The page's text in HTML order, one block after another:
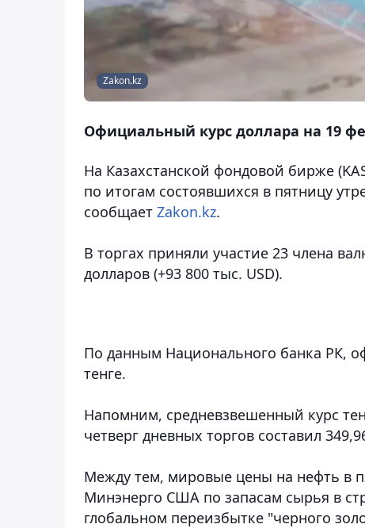
Zakon.kz
Официальный курс доллара на 19
На Казахстанской фондовой бирже
по итогам состоявшихся в пятницу
сообщает Zakon.kz.
В торгах приняли участие 23 члена
долларов (+93 800 тыс. USD).
По данным Национального банка РК,
тенге.
Напомним, средневзвешенный курс
четверг дневных торгов составил
Между тем, мировые цены на нефть в
Минэнерго США по запасам сырья в
глобальном переизбытке "черного